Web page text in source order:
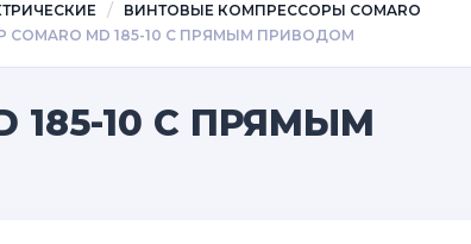
ВИНТОВЫЕ КОМПРЕССОРЫ COMARO
MD 185-10 С ПРЯМЫМ ПРИВОДОМ
185-10 С ПРЯМЫМ